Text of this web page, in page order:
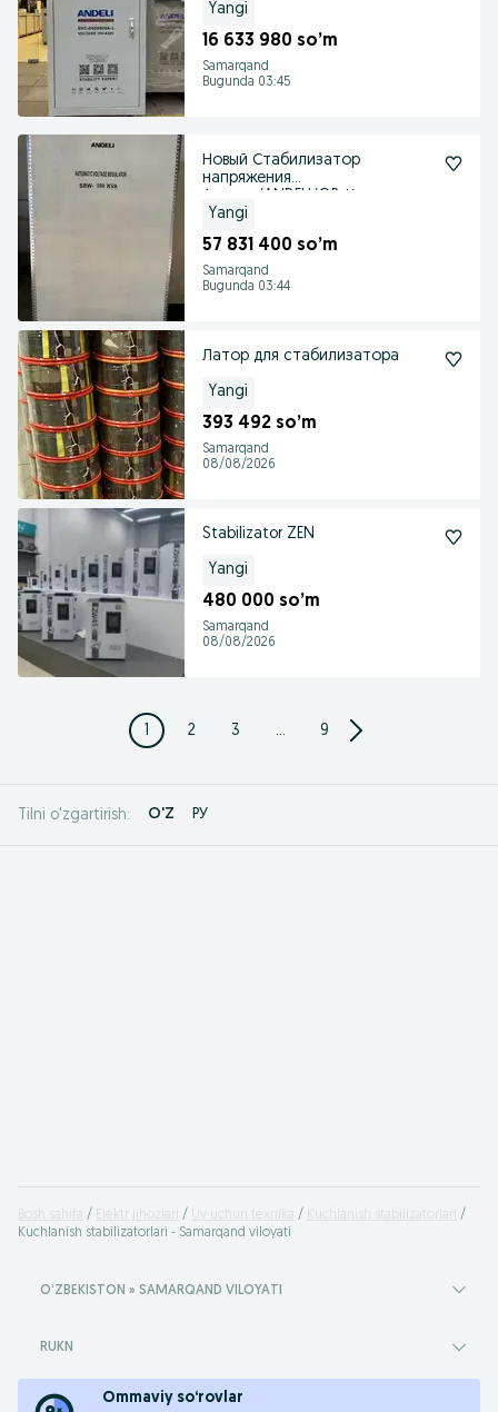
Yangi
16 633 980 so’m
Samarqand
Bugunda 03:45
Новый Стабилизатор
напряжения
SBW-200 KVA 380в
Yangi
57 831 400 so’m
Samarqand
Bugunda 03:44
Латор для стабилизатора
Yangi
393 492 so’m
Samarqand
08/08/2026
Stabilizator ZEN
Yangi
480 000 so’m
Samarqand
08/08/2026
1 2 3 ... 9
Tilni o'zgartirish: O'Z РУ
Bosh sahifa Elektr jihozlari Uy uchun texnika
Kuchlanish stabilizatorlari
Kuchlanish stabilizatorlari - Samarqand viloyati
OʻZBEKISTON » SAMARQAND VILOYATI
RUKN
Ommaviy so‘rovlar